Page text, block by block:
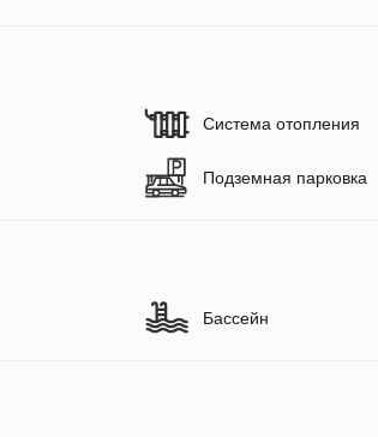
Система отопления
Подземная парковка
Бассейн